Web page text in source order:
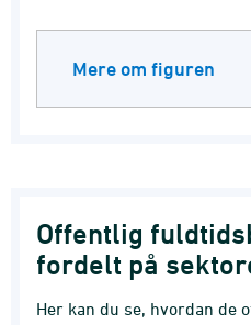
Mere om figuren
Offentlig
fordelt på
Her kan du se, hvordan de